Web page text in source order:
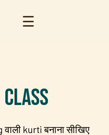
☰
kurti बनाना सीखिए